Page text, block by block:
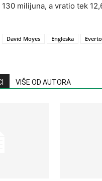
milijuna, a vratio tek
David Moyes Engleska
VIŠE OD AUTORA